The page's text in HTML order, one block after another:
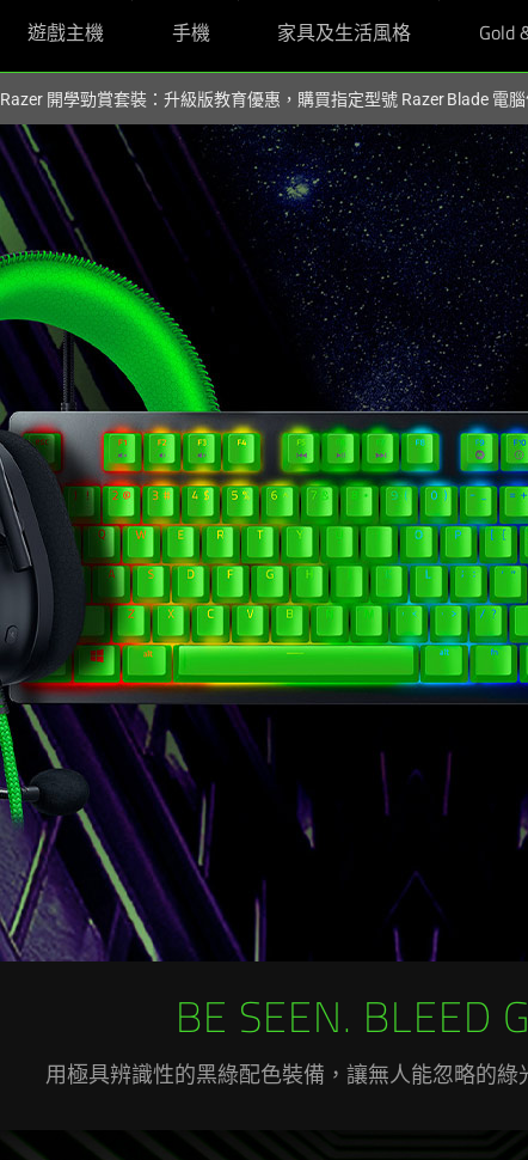
遊戲主機 手機 家具及生活風格 Gold
Razer 開學勁賞套裝：升級版教育優惠，購買指定型號 Razer Blade 電腦
BE SEEN. BLEED
用極具辨識性的黑綠配色裝備，讓無人能忽略的綠